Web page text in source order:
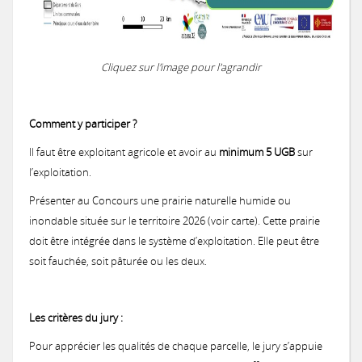
Concours général agricole des pratiques agro-écologiques
Les 3 premiers recevront un panier garni !
Les 3 premiers recevront un trophée en bois local !
Remise des prix locale du concours prairies fleuries 2017
Une prairie Gersoise primée au Salon International de l'Agriculture
Zoom sur le gagnant 2015
Notices provisoires des territoires MAEC 2020
MAEC 2017
MAEC 2015
2016: Comité de suivi des prairies inondables de la vallée de la
2016: Réunion milieux humides à L'Isle Jourdain
2016: Chantier pilote de restauration fonctionnelle d’une prairie
Cliquez sur l'image pour l'agrandir
Comment y participer ?
Il faut être exploitant agricole et avoir au minimum 5 UGBsur
l’exploitation.
Présenter au Concours une prairie naturelle humide ou
inondable située sur le territoire 2026 (voir carte). Cette prairie
doit être intégrée dans le système d’exploitation. Elle peut être
soit fauchée, soit pâturée ou les deux.
Les critères du jury :
Pour apprécier les qualités de chaque parcelle, le jury s’appuie